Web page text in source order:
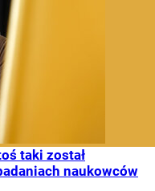
taki został
naukowców